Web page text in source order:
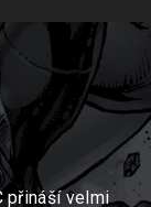
přináší velmi